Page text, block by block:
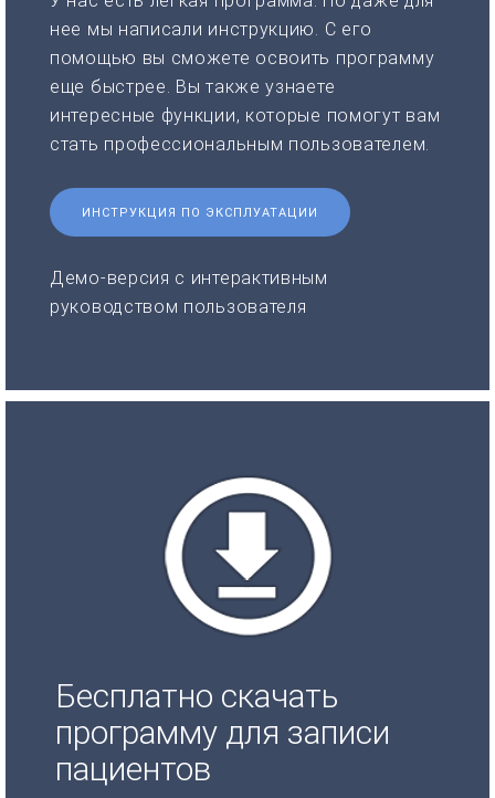
нее мы написали инструкцию. С его
помощью вы сможете освоить программу
еще быстрее. Вы также узнаете
интересные функции, которые помогут вам
стать профессиональным пользователем.
ИНСТРУКЦИЯ ПО ЭКСПЛУАТАЦИИ
Демо-версия с интерактивным
руководством пользователя
Бесплатно скачать
программу для записи
пациентов